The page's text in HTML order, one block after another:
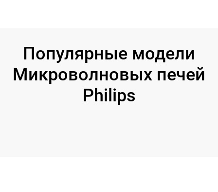
Популярные модели
Микроволновых печей
Philips